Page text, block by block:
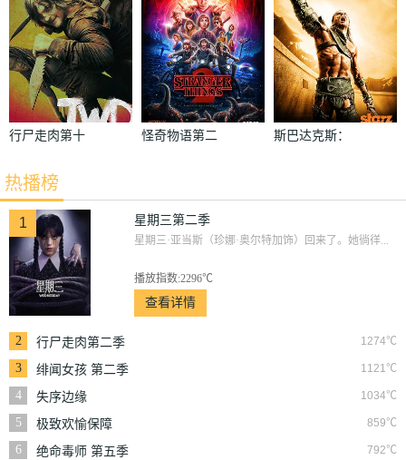
行尸走肉第十
怪奇物语第二
斯巴达克斯：
热播榜
1 星期三第二季
星期三·亚当斯（珍娜·奥尔特加饰）回来了。她徜徉...
播放指数:2296℃
查看详情
2 1274℃
行尸走肉第二季
3
1121℃
绯闻女孩 第二季
4
1034℃
失序边缘
5
859℃
极致欢愉保障
6
792℃
绝命毒师 第五季